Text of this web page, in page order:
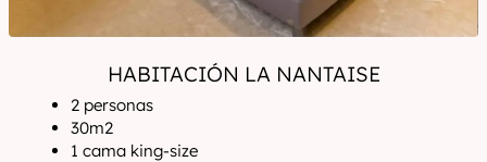
HABITACIÓN LA NANTAISE
2 personas
30m2
1 cama king-size